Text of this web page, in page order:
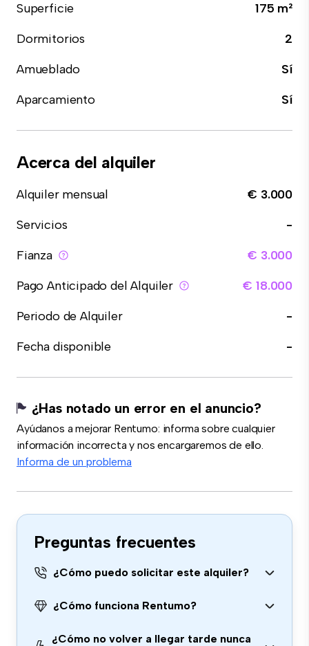
Superficie
175 m²
Dormitorios
2
Amueblado
Sí
Aparcamiento
Sí
Acerca del alquiler
Alquiler mensual
€ 3.000
Servicios
-
Fianza
€ 3.000
Pago Anticipado del Alquiler
€ 18.000
Periodo de Alquiler
-
Fecha disponible
-
¿Has notado un error en el anuncio?
Ayúdanos a mejorar Rentumo: informa sobre cualquier
información incorrecta y nos encargaremos de ello.
Informa de un problema
Preguntas frecuentes
¿Cómo puedo solicitar este alquiler?
¿Cómo funciona Rentumo?
¿Cómo no volver a llegar tarde nunca